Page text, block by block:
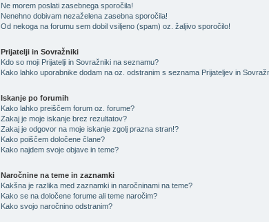
Ne morem poslati zasebnega sporočila!
Nenehno dobivam nezaželena zasebna sporočila!
Od nekoga na forumu sem dobil vsiljeno (spam) oz. žaljivo sporočilo!
Prijatelji in Sovražniki
Kdo so moji Prijatelji in Sovražniki na seznamu?
Kako lahko uporabnike dodam na oz. odstranim s seznama Prijateljev in
Iskanje po forumih
Kako lahko preiščem forum oz. forume?
Zakaj je moje iskanje brez rezultatov?
Zakaj je odgovor na moje iskanje zgolj prazna stran!?
Kako poiščem določene člane?
Kako najdem svoje objave in teme?
Naročnine na teme in zaznamki
Kakšna je razlika med zaznamki in naročninami na teme?
Kako se na določene forume ali teme naročim?
Kako svojo naročnino odstranim?